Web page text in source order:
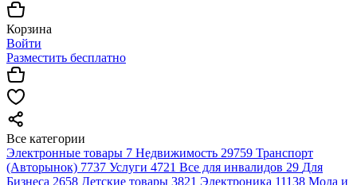
Корзина
Войти
Разместить бесплатно
Все категории
Электронные товары 7 Недвижимость 29759 Транспорт
(Авторынок) 7737 Услуги 4721 Все для инвалидов 29 Для
Бизнеса 2658 Детские товары 3821 Электроника 11138 Мода и